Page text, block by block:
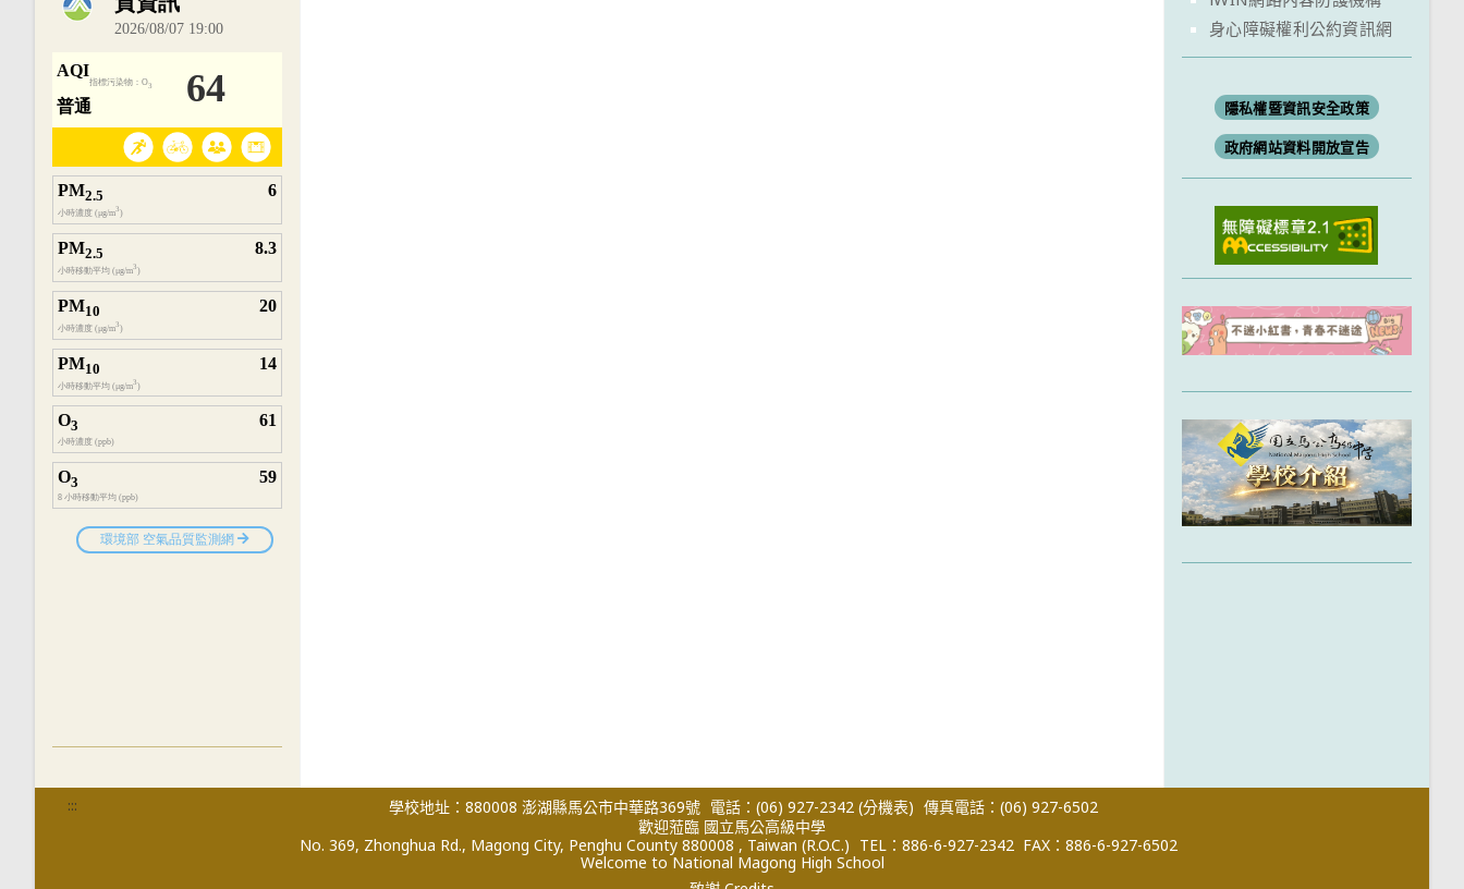
身心障礙權利公約資訊網
隱私權暨資訊安全政策
政府網站資料開放宣告
::: 學校地址：880008 澎湖縣馬公市中華路369號 電話：(06) 927-2342 (分機表) 傳真電話：(06) 927-6502
歡迎蒞臨 國立馬公高級中學
No. 369, Zhonghua Rd., Magong City, Penghu County 880008 , Taiwan (R.O.C.) TEL：886-6-927-2342 FAX：886-6-927-6502
Welcome to National Magong High School